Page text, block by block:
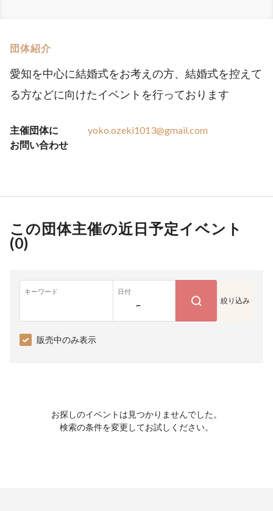
団体紹介
愛知を中心に結婚式をお考えの方、結婚式を控えて
る方などに向けたイベントを行っております
主催団体に
お問い合わせ
yoko.ozeki1013@gmail.com
この団体主催の近日予定イベント
(0)
キーワード 日付
~ 絞り込み
販売中のみ表示
お探しのイベントは見つかりませんでした。
検索の条件を変更してお試しください。